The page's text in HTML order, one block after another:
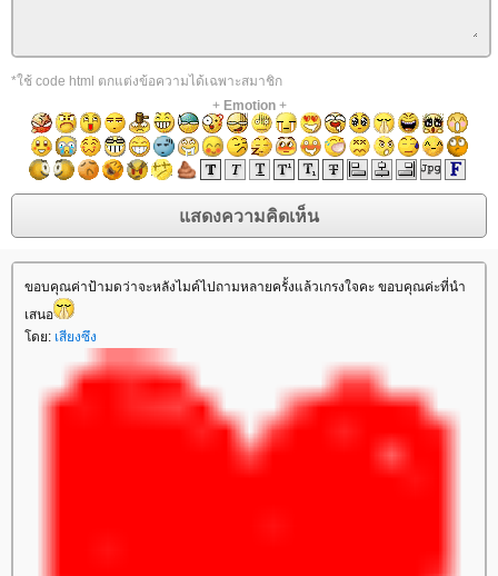
*ใช้ code html ตกแต่งข้อความได้เฉพาะสมาชิก
+ Emotion+
ขอบคุณค่าป้ามดว่าจะหลังไมค์ไปถามหลายครั้งแล้วเกรงใจคะ ขอบคุณค่ะที่นำ
เสนอ
ดย: เสียงซึง